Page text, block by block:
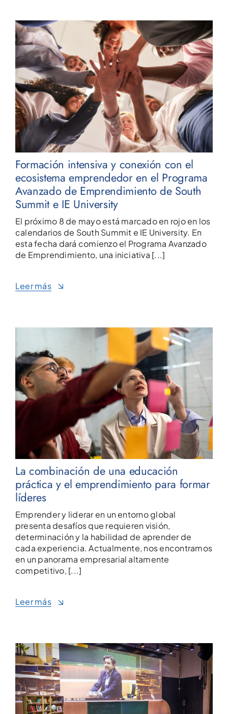
Formación intensiva y conexión con el
ecosistema emprendedor en el Programa
Avanzado de Emprendimiento de South
Summit e IE University
El próximo 8 de mayo está marcado en rojo en los
calendarios de South Summit e IE University. En
esta fecha dará comienzo el Programa Avanzado
de Emprendimiento, una iniciativa [...]
Leer más
La combinación de una educación
práctica y el emprendimiento para formar
líderes
Emprender y liderar en un entorno global
presenta desafíos que requieren visión,
determinación y la habilidad de aprender de
cada experiencia. Actualmente, nos encontramos
en un panorama empresarial altamente
competitivo, [...]
Leer más